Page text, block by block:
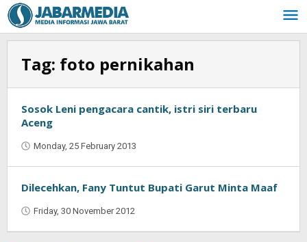
Skip
to
content
Tag: foto pernikahan
Sosok Leni pengacara cantik, istri siri terbaru
Aceng
Monday, 25 February 2013
Dilecehkan, Fany Tuntut Bupati Garut Minta Maaf
Friday, 30 November 2012